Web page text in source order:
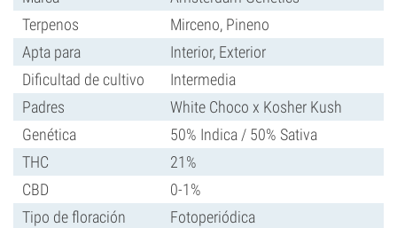
Terpenos
Mirceno, Pineno
Apta para
Interior, Exterior
Dificultad de cultivo
Intermedia
Padres
White Choco x Kosher Kush
Genética
50% Indica / 50% Sativa
THC
21%
CBD
0-1%
Tipo de floración
Fotoperiódica